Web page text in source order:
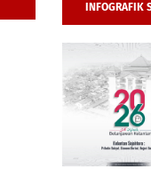
INFOGRAFIK